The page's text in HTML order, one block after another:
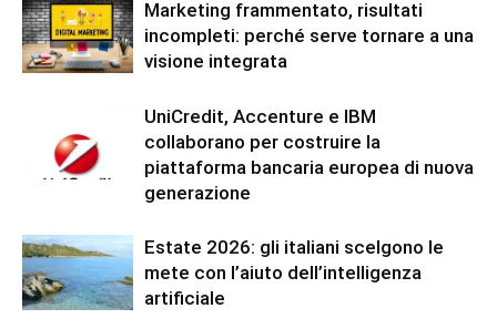
Marketing frammentato, risultati
incompleti: perché serve tornare a una
visione integrata
UniCredit, Accenture e IBM
collaborano per costruire la
piattaforma bancaria europea di nuova
generazione
Estate 2026: gli italiani scelgono le
mete con l’aiuto dell’intelligenza
artificiale